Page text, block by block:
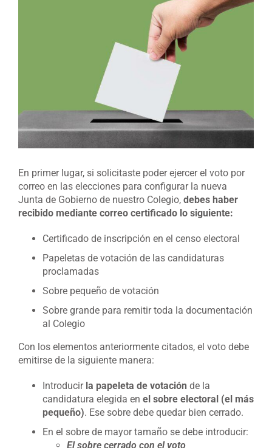
En primer lugar, si solicitaste poder ejercer el voto por
correo en las elecciones para configurar la nueva
Junta de Gobierno de nuestro Colegio, debes haber
recibido mediante correo certificado lo siguiente:
Certificado de inscripción en el censo electoral
Papeletas de votación de las candidaturas
proclamadas
Sobre pequeño de votación
Sobre grande para remitir toda la documentación
al Colegio
Con los elementos anteriormente citados, el voto debe
emitirse de la siguiente manera:
Introducirla papeleta de votación de la
candidatura elegida en el sobre electoral (el más
pequeño). Ese sobre debe quedar bien cerrado.
En el sobre de mayor tamaño se debe introducir:
El sobre cerrado con el voto